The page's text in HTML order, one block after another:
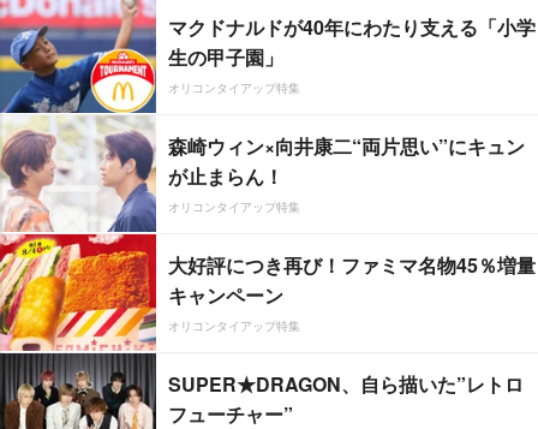
マクドナルドが40年にわたり支える「小学
生の甲子園」
オリコンタイアップ特集
森崎ウィン×向井康二“両片思い”にキュン
が止まらん！
オリコンタイアップ特集
大好評につき再び！ファミマ名物45％増量
キャンペーン
オリコンタイアップ特集
SUPER★DRAGON、自ら描いた”レトロ
フューチャー”